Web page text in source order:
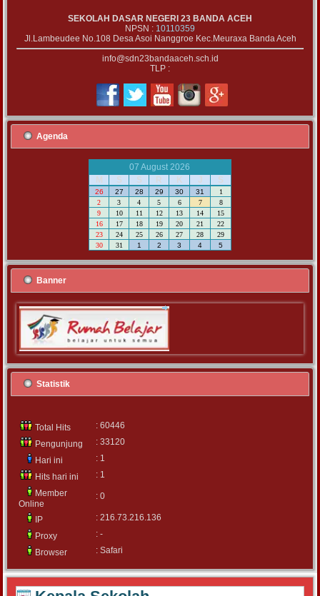
SEKOLAH DASAR NEGERI 23 BANDA ACEH
NPSN : 10110359
Jl.Lambeudee No.108 Desa Asoi Nanggroe Kec.Meuraxa Banda Aceh
info@sdn23bandaaceh.sch.id
TLP :
Agenda
07 August 2026
M
S S R K J S
26 27 28 29 30 31
1
2
3 4 5 6 7
8
9
10 11 12 13 14
15
16
17 18 19 20 21
22
23
24 25 26 27 28
29
30
31 1 2 3 4 5
Banner
Statistik
Total Hits
: 60446
Pengunjung
: 33120
Hari ini
: 1
Hits hari ini
: 1
Member
Online
: 0
IP
: 216.73.216.136
Proxy
: -
Browser
: Safari